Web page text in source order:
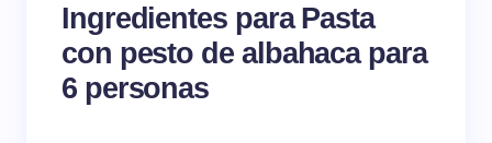
Ingredientes para Pasta
con pesto de albahaca para
6 personas